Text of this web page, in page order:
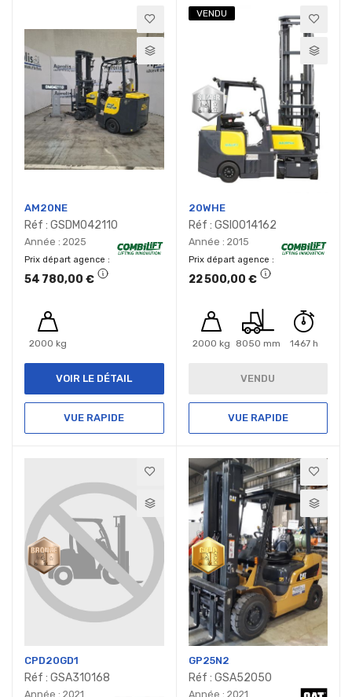
AM20NE
Réf : GSDM042110
Année : 2025
Prix départ agence
54 780,00 €
2000 kg
VOIR LE DÉTAIL
VUE RAPIDE
VENDU
20WHE
Réf : GSI0014162
Année : 2015
Prix départ agence
22 500,00 €
2000 kg 8050 mm 1467 h
VENDU
VUE RAPIDE
CPD20GD1
Réf : GSA310168
Année : 2021
GP25N2
Réf : GSA52050
Année : 2021